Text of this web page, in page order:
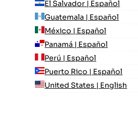
El Salvador | Español
Guatemala | Español
México | Español
Panamá | Español
Perú | Español
Puerto Rico | Español
United States | English